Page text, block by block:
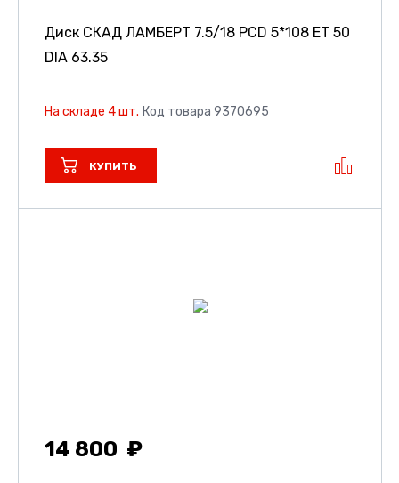
Диск СКАД ЛАМБЕРТ 7.5/18 PCD 5*108 ET 50
DIA 63.35
На складе 4 шт. Код товара 9370695
КУПИТЬ
14 800